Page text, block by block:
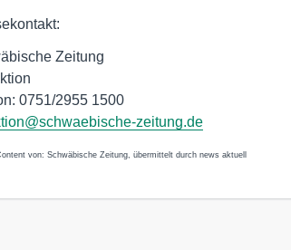
Zeitung
0751/2955 1500
zeitung.de
von: Schwäbische Zeitung, übermittelt durch news aktuell